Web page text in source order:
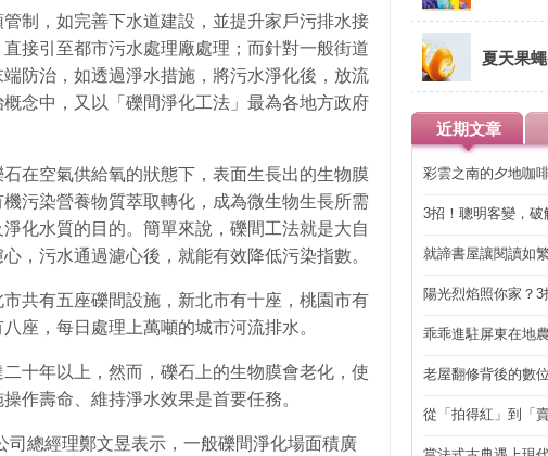
制，如完善下水道建設，並提升家戶污排水接
接引至都市污水處理廠處理；而針對一般街道
防治，如透過淨水措施，將污水淨化後，放流
念中，又以「礫間淨化工法」最為各地方政府
在空氣供給氧的狀態下，表面生長出的生物膜
污染營養物質萃取轉化，成為微生物生長所需
化水質的目的。簡單來說，礫間工法就是大自
，污水通過濾心後，就能有效降低污染指數。
共有五座礫間設施，新北市有十座，桃園市有
座，每日處理上萬噸的城市河流排水。
十年以上，然而，礫石上的生物膜會老化，使
作壽命、維持淨水效果是首要任務。
司總經理鄭文昱表示，一般礫間淨化場面積廣
夏天果
近期文章
彩雲之南的夕地咖
3招！聰明客變，
就諦書屋讓閱讀如
陽光烈焰照你家？
乖乖進駐屏東在地
老屋翻修背後的數
從「拍得紅」到「